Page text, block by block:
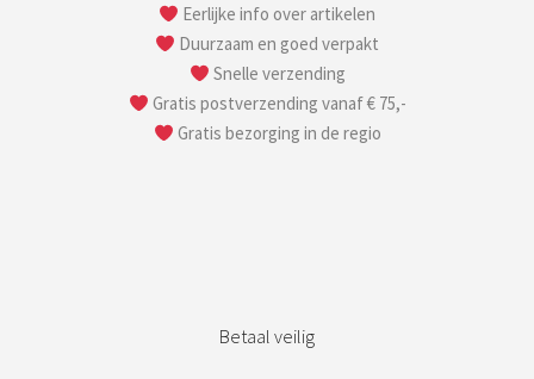
Eerlijke info over artikelen
Duurzaam en goed verpakt
Snelle verzending
Gratis postverzending vanaf € 75,-
Gratis bezorging in de regio
Betaal veilig